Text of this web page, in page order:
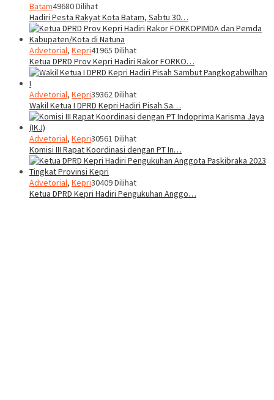
Batam49680 Dilihat
Hadiri Pesta Rakyat Kota Batam, Sabtu 30…
Advetorial, Kepri41965 Dilihat
Ketua DPRD Prov Kepri Hadiri Rakor FORKO…
Advetorial, Kepri39362 Dilihat
Wakil Ketua I DPRD Kepri Hadiri Pisah Sa…
Advetorial, Kepri30561 Dilihat
Komisi III Rapat Koordinasi dengan PT In…
Advetorial, Kepri30409 Dilihat
Ketua DPRD Kepri Hadiri Pengukuhan Anggo…